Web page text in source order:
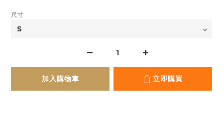
尺寸
加入購物車 立即購買